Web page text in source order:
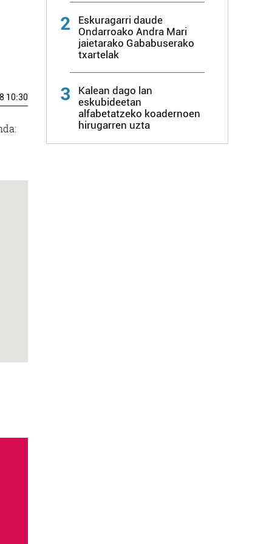
10:30
2
Eskuragarri daude
Ondarroako Andra Mari
jaietarako Gababuserako
txartelak
3
Kalean dago lan
eskubideetan
alfabetatzeko koadernoen
hirugarren uzta